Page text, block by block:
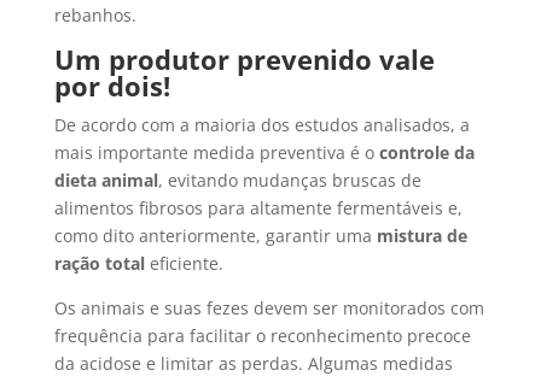
rebanhos.
Um produtor prevenido vale
por dois!
De acordo com a maioria dos estudos analisados, a
mais importante medida preventiva é ocontrole da
dieta animal, evitando mudanças bruscas de
alimentos fibrosos para altamente fermentáveis e,
como dito anteriormente, garantir uma mistura de
ração totaleficiente.
Os animais e suas fezes devem ser monitorados com
frequência para facilitar o reconhecimento precoce
da acidose e limitar as perdas. Algumas medidas